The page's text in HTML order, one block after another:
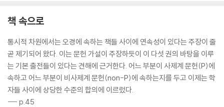
계약 규정 5,7-25,19 _147
야훼의 백성으로 살기 시작함 5,23-33 _153
지침 6,4-11,30 _154
오직 야훼 6,4-25 _154
이민족 7,1-26 _155
주님의 은혜 8,1-20 _156
광야 세대에 대한 심판 9,1-10,11 _157
책 속으로
통시적 차원에서는 오경에 속하는 책들 사이에 연속성이 있다는 주장이 줄
곧 제기되어 왔다. 이는 문헌 가설이 주장하듯이 이 다섯 권의 바탕을 이루
는 기본 출전들이 있다는 견해에 근거한다. 어느 부분이 사제계 문헌(P)에
속하고 어느 부분이 비사제계 문헌(non-P)에 속하는지를 두고 이제는 학
자들 사이에 상당한 수준의 합의에 이르렀다.
--- p.45